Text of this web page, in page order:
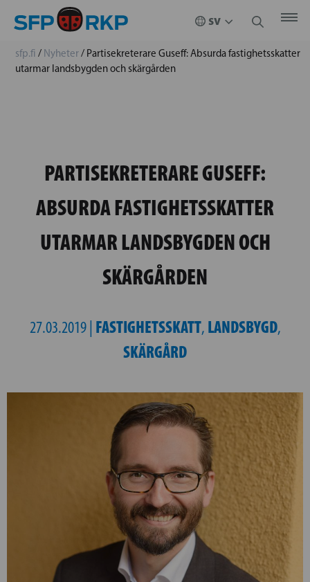
sfp.fi / Nyheter/ Partisekreterare Guseff: Absurda fastighetsskatter
utarmar landsbygden och skärgården
PARTISEKRETERARE GUSEFF:
ABSURDA FASTIGHETSSKATTER
UTARMAR LANDSBYGDEN OCH
SKÄRGÅRDEN
27.03.2019 | FASTIGHETSSKATT, LANDSBYGD,
SKÄRGÅRD